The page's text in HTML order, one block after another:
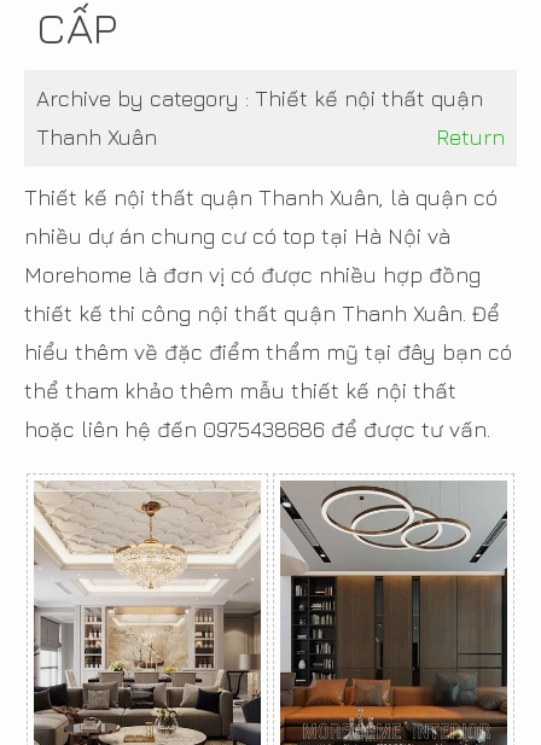
CẤP
Archive by category : Thiết kế nội thất quận
Thanh Xuân
Return
Thiết kế nội thất quận Thanh Xuân, là quận có
nhiều dự án chung cư có top tại Hà Nội và
Morehome là đơn vị có được nhiều hợp đồng
thiết kế thi công nội thất quận Thanh Xuân. Để
hiểu thêm về đặc điểm thẩm mỹ tại đây bạn có
thể tham khảo thêm mẫu thiết kế nội thất
hoặc liên hệ đến 0975438686 để được tư vấn.